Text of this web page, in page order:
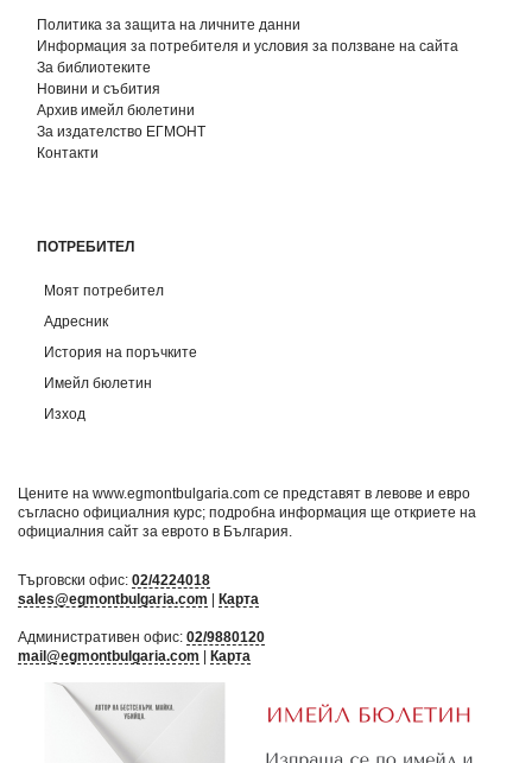
Политика за защита на личните данни
Информация за потребителя и условия за ползване на сайта
За библиотеките
Новини и събития
Архив имейл бюлетини
За издателство ЕГМОНТ
Контакти
ПОТРЕБИТЕЛ
Моят потребител
Адресник
История на поръчките
Имейл бюлетин
Изход
Цените на www.egmontbulgaria.com се представят в левове и евро
съгласно официалния курс; подробна информация ще откриете на
официалния сайт за еврото в България
Търговски офис: 02/4224018
sales@egmontbulgaria.com | Карта
Административен офис: 02/9880120
mail@egmontbulgaria.com | Карта